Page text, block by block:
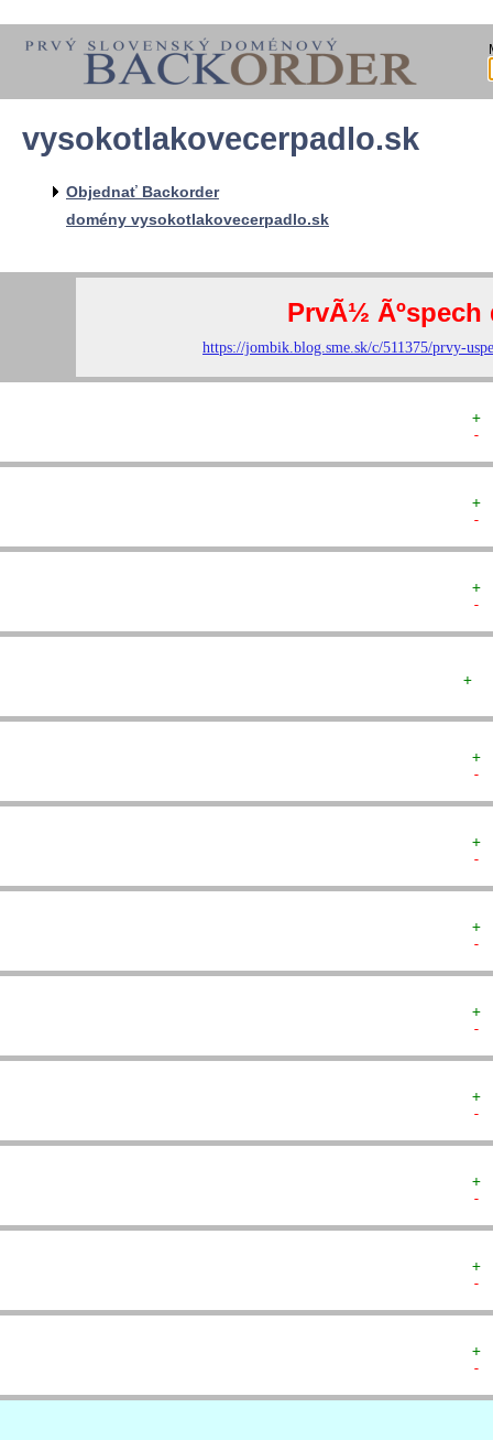
vysokotlakovecerpadlo.sk
Objednať Backorder
domény vysokotlakovecerpadlo.sk
+
-
+
-
+
-
+
+
-
+
-
-
+
-
+
-
+
-
+
-
+
-